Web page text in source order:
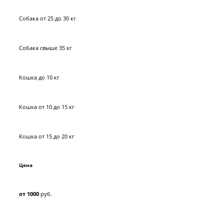
Собака от 25 до 30 кг
Собака свыше 35 кг
Кошка до 10 кг
Кошка от 10 до 15 кг
Кошка от 15 до 20 кг
Цена
от 1000 руб.